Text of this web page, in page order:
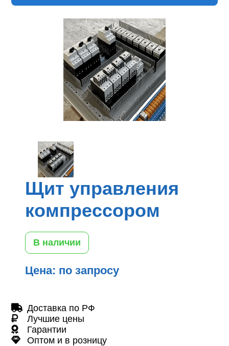
Щит управления
компрессором
В наличии
Цена: по запросу
Доставка по РФ
Лучшие цены
Гарантии
Оптом и в розницу